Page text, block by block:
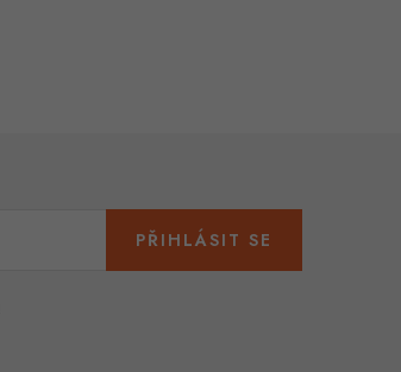
PŘIHLÁSIT SE